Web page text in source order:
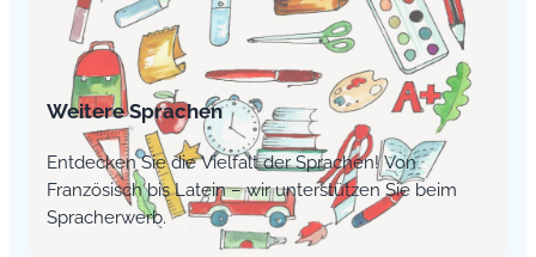
Weitere Sprachen
Entdecken Sie die Vielfalt der Sprachen! Von
Französisch bis Latein – wir unterstützen Sie beim
Spracherwerb.